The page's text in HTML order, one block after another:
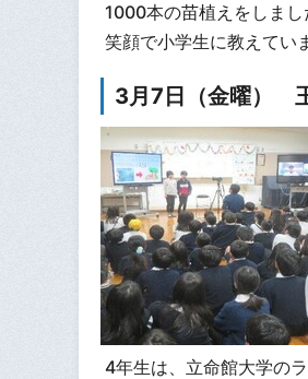
1000本の苗植えをしま
笑顔で小学生に教えてい
3月7日（金曜）
4年生は、立命館大学の